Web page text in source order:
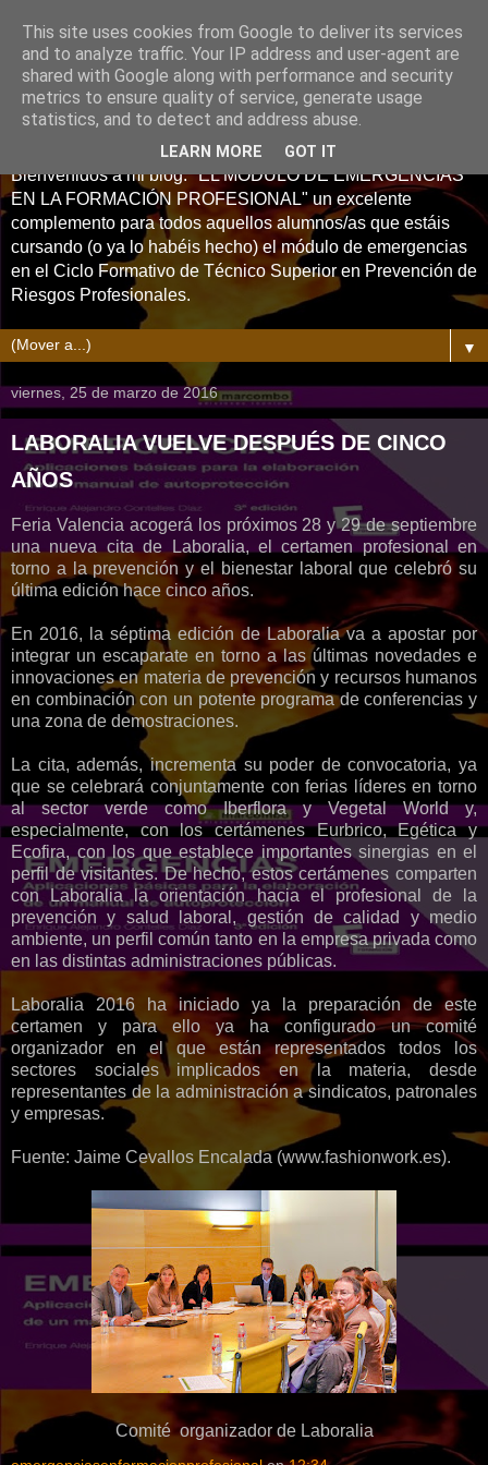
Bienvenidos a mi blog: "EL MÓDULO DE EMERGENCIAS
EN LA FORMACIÓN PROFESIONAL" un excelente
complemento para todos aquellos alumnos/as que estáis
cursando (o ya lo habéis hecho) el módulo de emergencias
en el Ciclo Formativo de Técnico Superior en Prevención de
Riesgos Profesionales.
▼
viernes, 25 de marzo de 2016
LABORALIA VUELVE DESPUÉS DE CINCO
AÑOS
Feria Valencia acogerá los próximos 28 y 29 de septiembre
una nueva cita de Laboralia, el certamen profesional en
torno a la prevención y el bienestar laboral que celebró su
última edición hace cinco años.
En 2016, la séptima edición de Laboralia va a apostar por
integrar un escaparate en torno a las últimas novedades e
innovaciones en materia de prevención y recursos humanos
en combinación con un potente programa de conferencias y
una zona de demostraciones.
La cita, además, incrementa su poder de convocatoria, ya
que se celebrará conjuntamente con ferias líderes en torno
al sector verde como Iberflora y Vegetal World y,
especialmente, con los certámenes Eurbrico, Egética y
Ecofira, con los que establece importantes sinergias en el
perfil de visitantes. De hecho, estos certámenes comparten
con Laboralia la orientación hacia el profesional de la
prevención y salud laboral, gestión de calidad y medio
ambiente, un perfil común tanto en la empresa privada como
en las distintas administraciones públicas.
Laboralia 2016 ha iniciado ya la preparación de este
certamen y para ello ya ha configurado un comité
organizador en el que están representados todos los
sectores sociales implicados en la materia, desde
representantes de la administración a sindicatos, patronales
y empresas.
Fuente: Jaime Cevallos Encalada (www.fashionwork.es).
Comité organizador de Laboralia
This site uses cookies from Google to deliver its services
and to analyze traffic. Your IP address and user-agent are
shared with Google along with performance and security
metrics to ensure quality of service, generate usage
statistics, and to detect and address abuse.
LEARN MORE GOT IT